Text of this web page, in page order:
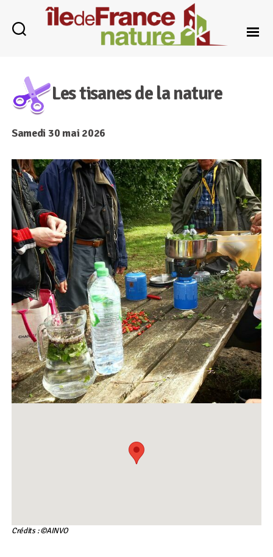
France
Nature
Les tisanes de la nature
Samedi 30 mai 2026
Crédits : ©AINVO